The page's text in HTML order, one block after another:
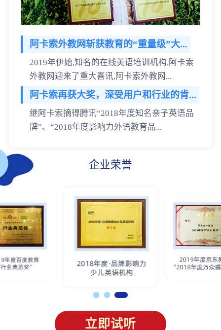
阿卡索外教网斩获教育的“重量级”大...
2019年伊始,知名的在线英语培训机构,阿卡索
外教网迎来了重大喜讯,阿卡索外教网...
阿卡索再获大奖，深受用户和行业的肯...
继阿卡索摘得腾讯“2018年度知名亲子英语品
牌”、“2018年度影响力外语教育品...
企业荣誉
立即试听